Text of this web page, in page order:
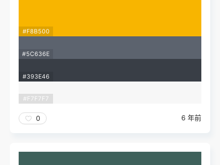
#F8B500
#5C636E
#393E46
#F7F7F7
0 6 年前